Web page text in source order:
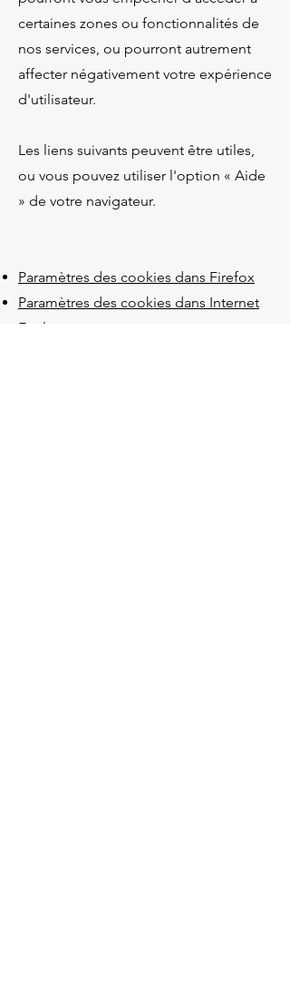
certaines zones ou fonctionnalités de
nos services, ou pourront autrement
affecter négativement votre expérience
d'utilisateur.
Les liens suivants peuvent être utiles,
ou vous pouvez utiliser l'option « Aide
» de votre navigateur.
Paramètres des cookies dans Firefox
Paramètres des cookies dans Internet
Explorer